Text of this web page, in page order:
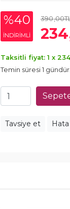
%40
INDIRIMLI
390,00
234
Taksitli fiyat: 1 x 234
Temin süresi 1 gündür.
Tavsiye et